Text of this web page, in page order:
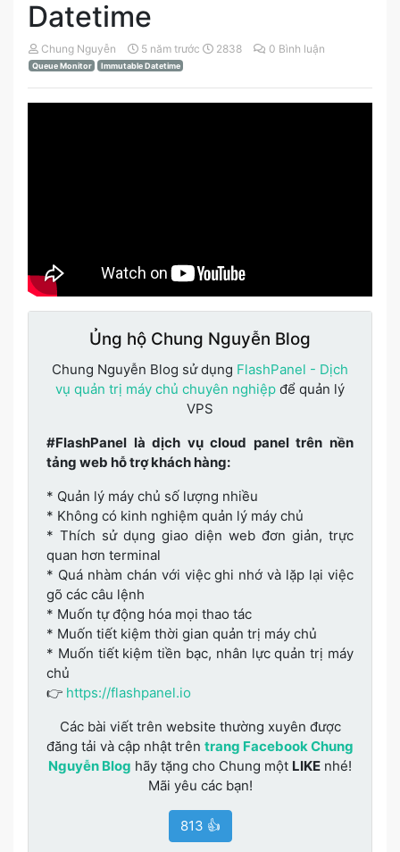
Datetime
Chung Nguyễn 5 năm trước 2838 0 Bình luận
Queue Monitor Immutable Datetime
Ủng hộ Chung Nguyễn Blog
Chung Nguyễn Blog sử dụng FlashPanel - Dịch
vụ quản trị máy chủ chuyên nghiệp để quản lý
VPS
#FlashPanel là dịch vụ cloud panel trên nền
tảng web hỗ trợ khách hàng:
* Quản lý máy chủ số lượng nhiều
* Không có kinh nghiệm quản lý máy chủ
* Thích sử dụng giao diện web đơn giản, trực
quan hơn terminal
* Quá nhàm chán với việc ghi nhớ và lặp lại việc
gõ các câu lệnh
* Muốn tự động hóa mọi thao tác
* Muốn tiết kiệm thời gian quản trị máy chủ
* Muốn tiết kiệm tiền bạc, nhân lực quản trị máy
chủ
👉 https://flashpanel.io
Các bài viết trên website thường xuyên được
đăng tải và cập nhật trên trang Facebook Chung
Nguyễn Blog hãy tặng cho Chung một LIKE nhé!
Mãi yêu các bạn!
813 👍